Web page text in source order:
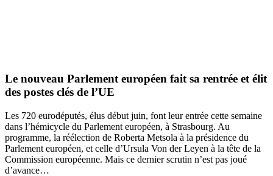
Le nouveau Parlement européen fait sa rentrée et élit
des postes clés de l’UE
Les 720 eurodéputés, élus début juin, font leur entrée cette semaine
dans l’hémicycle du Parlement européen, à Strasbourg. Au
programme, la réélection de Roberta Metsola à la présidence du
Parlement européen, et celle d’Ursula Von der Leyen à la tête de la
Commission européenne. Mais ce dernier scrutin n’est pas joué
d’avance…